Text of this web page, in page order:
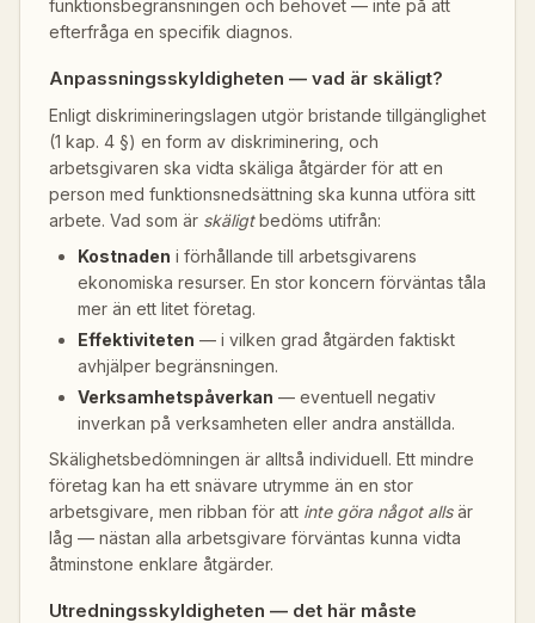
funktionsbegränsningen och behovet — inte på att
efterfråga en specifik diagnos.
Anpassningsskyldigheten — vad är skäligt?
Enligt diskrimineringslagen utgör bristande tillgänglighet
(1 kap. 4 §) en form av diskriminering, och
arbetsgivaren ska vidta skäliga åtgärder för att en
person med funktionsnedsättning ska kunna utföra sitt
arbete. Vad som är skäligtbedöms utifrån:
Kostnaden i förhållande till arbetsgivarens
ekonomiska resurser. En stor koncern förväntas tåla
mer än ett litet företag.
Effektiviteten — i vilken grad åtgärden faktiskt
avhjälper begränsningen.
Verksamhetspåverkan — eventuell negativ
inverkan på verksamheten eller andra anställda.
Skälighetsbedömningen är alltså individuell. Ett mindre
företag kan ha ett snävare utrymme än en stor
arbetsgivare, men ribban för att inte göra något allsär
låg — nästan alla arbetsgivare förväntas kunna vidta
åtminstone enklare åtgärder.
Utredningsskyldigheten — det här måste